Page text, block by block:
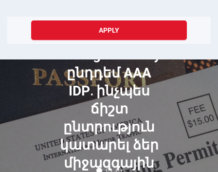
APPLY
April 06, 2023
International
ընդդեմ AAA
IDP․ ինչպես
ճիշտ
ընտրություն
կատարել ձեր
միջազգային